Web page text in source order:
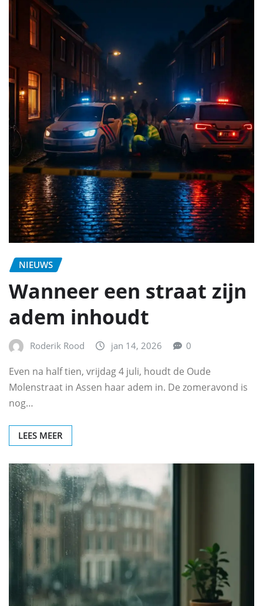
NIEUWS
Wanneer een straat zijn
adem inhoudt
Roderik Rood jan 14, 2026 0
Even na half tien, vrijdag 4 juli, houdt de Oude
Molenstraat in Assen haar adem in. De zomeravond is
nog…
LEES MEER